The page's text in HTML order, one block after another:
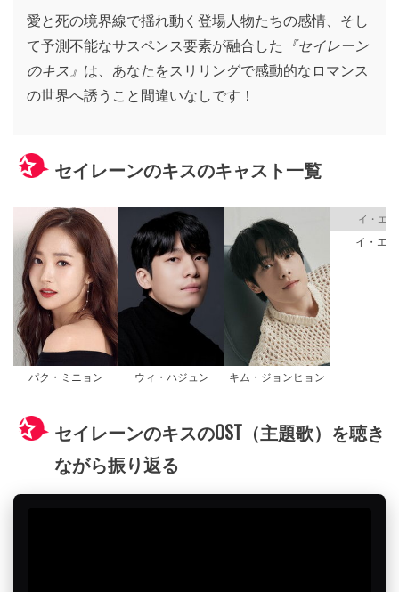
愛と死の境界線で揺れ動く登場人物たちの感情、そし
て予測不能なサスペンス要素が融合した 『セイレーン
のキス』 は、あなたをスリリングで感動的なロマンス
の世界へ誘うこと間違いなしです！
セイレーンのキスのキャスト一覧
パク・ミニョン ウィ・ハジュン キム・ジョンヒョン
イ・エ
イ・エ
セイレーンのキスのOST（主題歌）を聴き
ながら振り返る